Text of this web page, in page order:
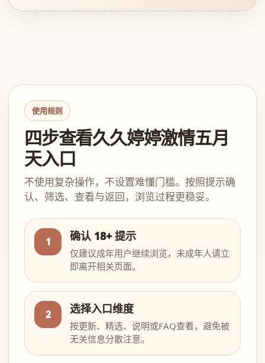
使用规则
四步查看久久婷婷激情五月
天入口
不使用复杂操作，不设置难懂门槛。按照提示确
认、筛选、查看与返回，浏览过程更稳妥。
1 确认 18+ 提示
仅建议成年用户继续浏览，未成年人请立
即离开相关页面。
2 选择入口维度
按更新、精选、说明或FAQ查看，避免被
无关信息分散注意。